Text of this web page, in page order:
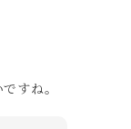
すね。